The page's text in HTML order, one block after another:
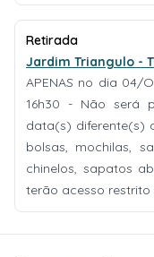
Retirada
Jardim Triangulo -
APENAS no dia 04/
16h30 - Não será
data(s) diferente(s)
bolsas, mochilas,
chinelos, sapatos
terão acesso